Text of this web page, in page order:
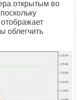
открытым во
облегчить